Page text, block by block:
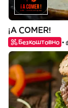
¡A COMER!
Безкоштовно